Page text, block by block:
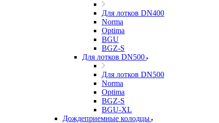
Для лотков DN400
Norma
Optima
BGU
BGZ-S
Для лотков DN500
Для лотков DN500
Norma
Optima
BGZ-S
BGU-XL
Дождеприемные колодцы